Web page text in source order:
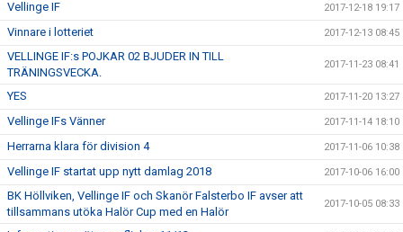
Vellinge IF 2017-12-18 19:17
Vinnare i lotteriet 2017-12-13 08:45
VELLINGE IF:s POJKAR 02 BJUDER IN TILL
TRÄNINGSVECKA.
2017-11-23 08:41
YES 2017-11-20 13:27
Vellinge IFs Vänner 2017-11-14 18:10
Herrarna klara för division 4 2017-11-06 10:38
Vellinge IF startat upp nytt damlag 2018 2017-10-06 16:00
BK Höllviken, Vellinge IF och Skanör Falsterbo IF avser att
tillsammans utöka Halör Cup med en Halör
2017-10-05 08:33